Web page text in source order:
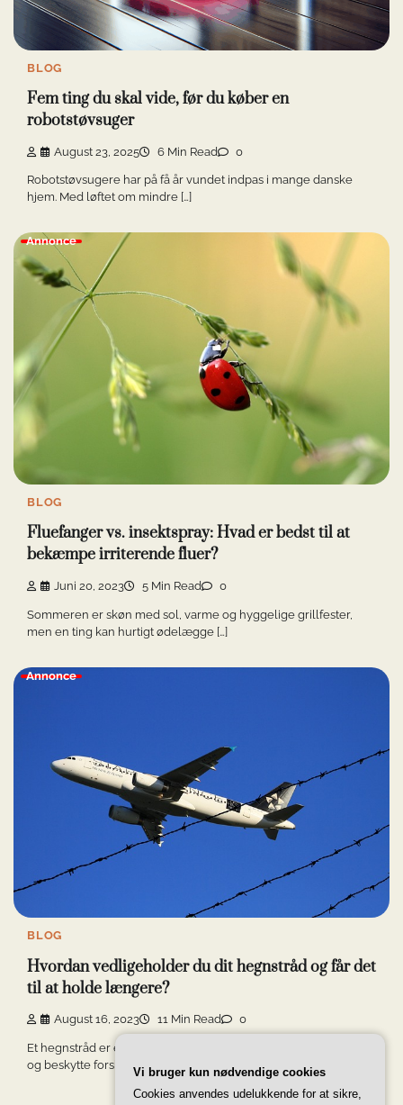
BLOG
Fem ting du skal vide, før du køber en
robotstøvsuger
August 23, 2025 6 Min Read 0
Robotstøvsugere har på få år vundet indpas i mange danske
hjem. Med løftet om mindre […]
Annonce
BLOG
Fluefanger vs. insektspray: Hvad er bedst til at
bekæmpe irriterende fluer?
Juni 20, 2023 5 Min Read 0
Sommeren er skøn med sol, varme og hyggelige grillfester,
men en ting kan hurtigt ødelægge […]
Annonce
BLOG
Hvordan vedligeholder du dit hegnstråd og får det
til at holde længere?
August 16, 2023 11 Min Read 0
Et hegnstråd er en populær og holdbar løsning til at afgrænse
og beskytte forskellige områder […]
Vi bruger kun nødvendige cookies
Cookies anvendes udelukkende for at sikre,